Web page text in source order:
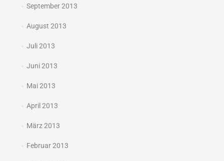
September 2013
August 2013
Juli 2013
Juni 2013
Mai 2013
April 2013
März 2013
Februar 2013